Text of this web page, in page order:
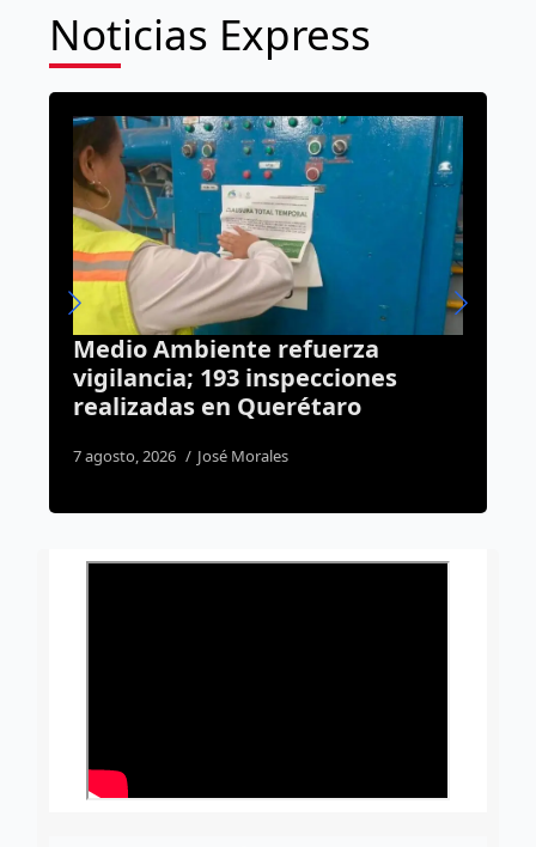
Noticias Express
“El Pancho” y “El Nata”
sentenciados por robo de
vehículo cometido en la colonia